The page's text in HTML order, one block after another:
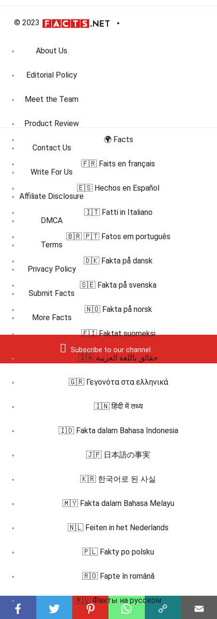
© 2023
About Us
Editorial Policy
Meet the Team
Product Review
Contact Us
Write For Us
Affiliate Disclosure
DMCA
Terms
Privacy Policy
Submit Facts
More Facts
Subscribe to our channel
🌍 Facts
🇫🇷 Faits en français
🇪🇸 Hechos en Español
🇮🇹 Fatti in Italiano
🇧🇷 🇵🇹 Fatos em português
🇩🇰 Fakta på dansk
🇸🇪 Fakta på svenska
🇳🇴 Fakta på norsk
🇫🇮 Faktat suomeksi
🇸🇦 حقائق باللغة العربية
🇬🇷 Γεγονότα στα ελληνικά
🇮🇳 हिंदी में तथ्य
🇮🇩 Fakta dalam Bahasa Indonesia
🇯🇵 日本語の事実
🇰🇷 한국어로 된 사실
🇲🇾 Fakta dalam Bahasa Melayu
🇳🇱 Feiten in het Nederlands
🇵🇱 Fakty po polsku
🇷🇴 Fapte în română
🇷🇺 Факты на русском